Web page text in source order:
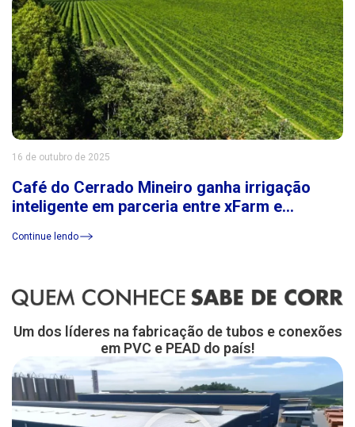
16 de outubro de 2025
Café do Cerrado Mineiro ganha irrigação
inteligente em parceria entre xFarm e
Continue lendo
Um dos líderes na fabricação de tubos e conexões
em PVC e PEAD do país!